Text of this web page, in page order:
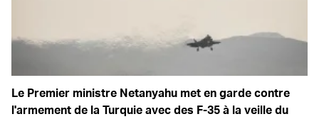
Le Premier ministre Netanyahu met en garde contre
l'armement de la Turquie avec des F-35 à la veille du